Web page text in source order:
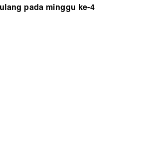
pada minggu ke-4